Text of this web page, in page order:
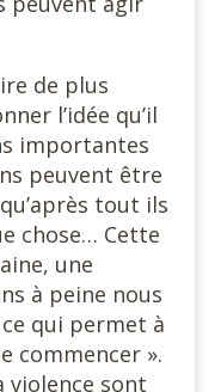
de plus
l’idée qu’il
importantes
peuvent être
tout ils
chose… Cette
une
à peine nous
qui permet à
commencer ».
violence sont